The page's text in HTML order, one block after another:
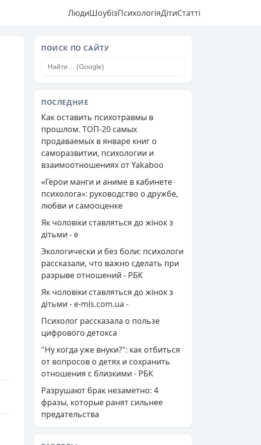
ЛюдиШоубізПсихологіяДітиСтатті
ПОИСК ПО САЙТУ
ПОСЛЕДНИЕ
Как оставить психотравмы в
прошлом. ТОП-20 самых
продаваемых в январе книг о
саморазвитии, психологии и
взаимоотношениях от Yakaboo
«Герои манги и аниме в кабинете
психолога»: руководство о дружбе,
любви и самооценке
Як чоловіки ставляться до жінок з
дітьми - e
Экологически и без боли: психологи
рассказали, что важно сделать при
разрыве отношений - РБК
Як чоловіки ставляться до жінок з
дітьми - e-mis.com.ua -
Психолог рассказала о пользе
цифрового детокса
"Ну когда уже внуки?": как отбиться
от вопросов о детях и сохранить
отношения с близкими - РБК
Разрушают брак незаметно: 4
фразы, которые ранят сильнее
предательства